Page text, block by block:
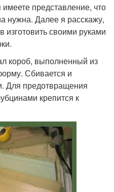
представление, что
нужна. Далее я расскажу,
изготовить своими руками
короб, выполненный из
Сбивается и
Для предотвращения
крепится к